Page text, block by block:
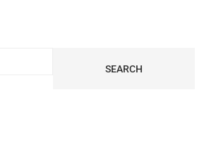
SEARCH